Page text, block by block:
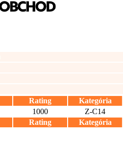
Rating Kategória
1000 Z-C14
Rating Kategória